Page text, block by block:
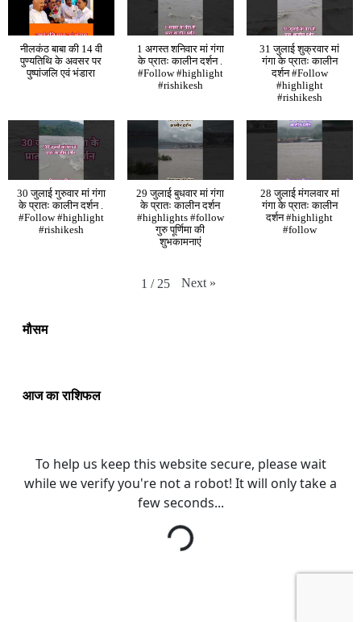
नीलकंठ बाबा की 14 वी
पुण्यतिथि के अवसर पर
पुष्पांजलि एवं भंडारा
1 अगस्त शनिवार मां गंगा
के प्रातः कालीन दर्शन .
#Follow #highlight
#rishikesh
31 जुलाई शुक्रवार मां
गंगा के प्रातः कालीन
दर्शन #Follow
#highlight
#rishikesh
30 जुलाई गुरुवार मां गंगा
के प्रातः कालीन दर्शन .
#Follow #highlight
#rishikesh
29 जुलाई बुधवार मां गंगा
के प्रातः कालीन दर्शन
#highlights #follow
गुरु पूर्णिमा की
शुभकामनाएं
28 जुलाई मंगलवार मां
गंगा के प्रातः कालीन
दर्शन #highlight
#follow
1 / 25 Next »
मौसम
आज का राशिफल